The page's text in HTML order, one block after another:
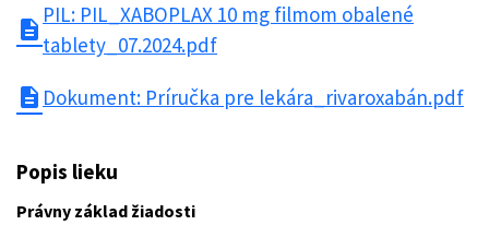
description
PIL: PIL_XABOPLAX 10 mg filmom obalené
tablety_07.2024.pdf
description Dokument: Príručka pre lekára_rivaroxabán.pdf
Popis lieku
Právny základ žiadosti